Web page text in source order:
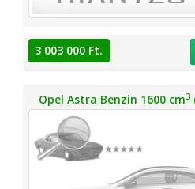
3 003 000 Ft.
Opel Astra Benzin 1600 cm3